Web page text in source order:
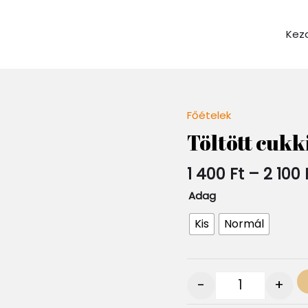
Főételek
Töltött
1 400 Ft – 2 100
Adag
Kis Normál
- +